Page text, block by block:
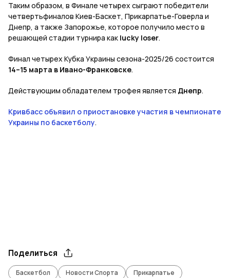
Таким образом, в Финале четырех сыграют победители
четвертьфиналов Киев-Баскет, Прикарпатье-Говерла и
Днепр, а также Запорожье, которое получило место в
решающей стадии турнира как lucky loser.
Финал четырех Кубка Украины сезона-2025/26 состоится
14–15 марта в Ивано-Франковске.
Действующим обладателем трофея является Днепр.
Кривбасс объявил о приостановке участия в чемпионате
Украины по баскетболу.
Поделиться
Баскетбол Новости Спорта
Прикарпатье